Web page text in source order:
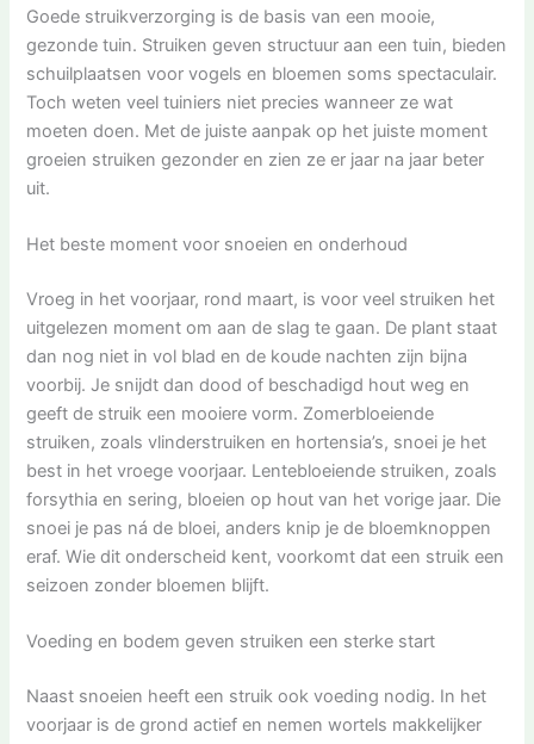
Goede struikverzorging is de basis van een mooie,
gezonde tuin. Struiken geven structuur aan een tuin, bieden
schuilplaatsen voor vogels en bloemen soms spectaculair.
Toch weten veel tuiniers niet precies wanneer ze wat
moeten doen. Met de juiste aanpak op het juiste moment
groeien struiken gezonder en zien ze er jaar na jaar beter
uit.
Het beste moment voor snoeien en onderhoud
Vroeg in het voorjaar, rond maart, is voor veel struiken het
uitgelezen moment om aan de slag te gaan. De plant staat
dan nog niet in vol blad en de koude nachten zijn bijna
voorbij. Je snijdt dan dood of beschadigd hout weg en
geeft de struik een mooiere vorm. Zomerbloeiende
struiken, zoals vlinderstruiken en hortensia’s, snoei je het
best in het vroege voorjaar. Lentebloeiende struiken, zoals
forsythia en sering, bloeien op hout van het vorige jaar. Die
snoei je pas ná de bloei, anders knip je de bloemknoppen
eraf. Wie dit onderscheid kent, voorkomt dat een struik een
seizoen zonder bloemen blijft.
Voeding en bodem geven struiken een sterke start
Naast snoeien heeft een struik ook voeding nodig. In het
voorjaar is de grond actief en nemen wortels makkelijker